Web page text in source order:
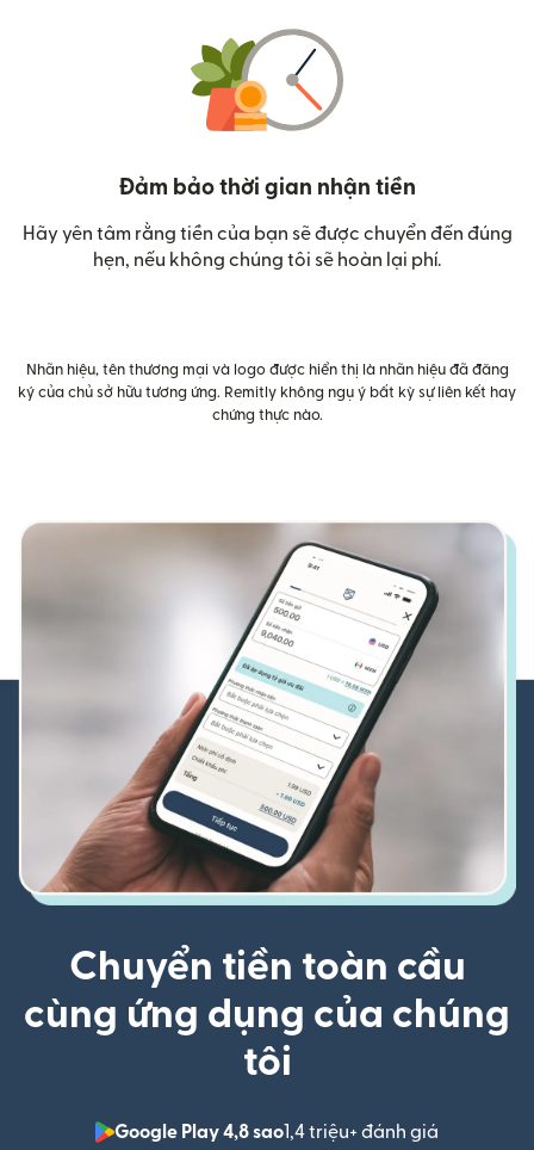
Đảm bảo thời gian nhận tiền
Hãy yên tâm rằng tiền của bạn sẽ được chuyển đến đúng
hẹn, nếu không chúng tôi sẽ hoàn lại phí.
Nhãn hiệu, tên thương mại và logo được hiển thị là nhãn hiệu đã đăng
ký của chủ sở hữu tương ứng. Remitly không ngụ ý bất kỳ sự liên kết hay
chứng thực nào.
Chuyển tiền toàn cầu
cùng ứng dụng của chúng
tôi
Google Play 4,8 sao1,4 triệu+ đánh giá